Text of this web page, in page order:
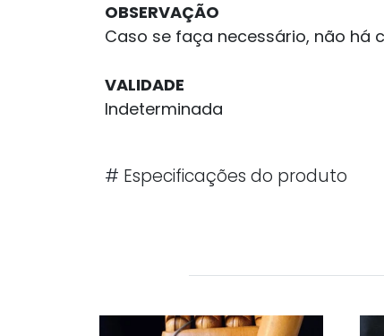
OBSERVAÇÃO
Caso se faça necessário, não há
VALIDADE
Indeterminada
# Especificações do produto